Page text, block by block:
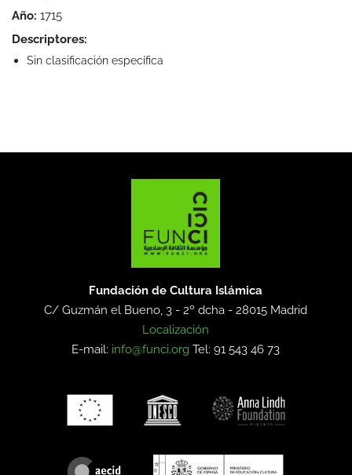
Año: 1715
Descriptores:
Sin clasificación específica
Fundación de Cultura Islámica
C/ Guzmán el Bueno, 3 - 2º dcha -28015 Madrid
Localización
E-mail: info@funci.org Tel: 91 543 46 73